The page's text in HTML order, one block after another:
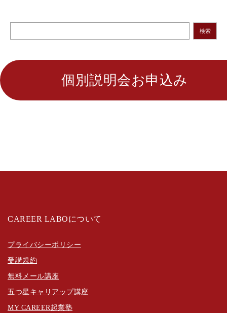
検索
個別説明会お申込み
CAREER LABOについて
プライバシーポリシー
受講規約
無料メール講座
五つ星キャリアップ講座
MY CAREER起業塾